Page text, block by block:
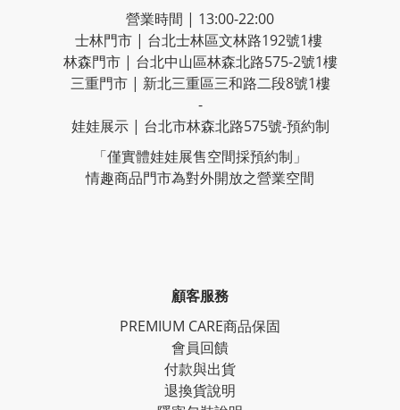
營業時間 | 13:00-22:00
士林門市 | 台北士林區文林路192號1樓
林森門市 | 台北中山區林森北路575-2號1樓
三重門市 | 新北三重區三和路二段8號1樓
-
娃娃展示 | 台北市林森北路575號-預約制
「僅實體娃娃展售空間採預約制」
情趣商品門市為對外開放之營業空間
顧客服務
PREMIUM CARE商品保固
會員回饋
付款與出貨
退換貨說明